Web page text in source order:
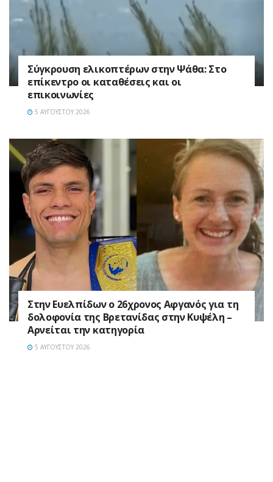
Σύγκρουση ελικοπτέρων στην Ψάθα: Στο
επίκεντρο οι καταθέσεις και οι
επικοινωνίες
5 ΑΥΓΟΎΣΤΟΥ 2026
Στην Ευελπίδων ο 26χρονος Αφγανός για τη
δολοφονία της Βρετανίδας στην Κυψέλη –
Αρνείται την κατηγορία
5 ΑΥΓΟΎΣΤΟΥ 2026